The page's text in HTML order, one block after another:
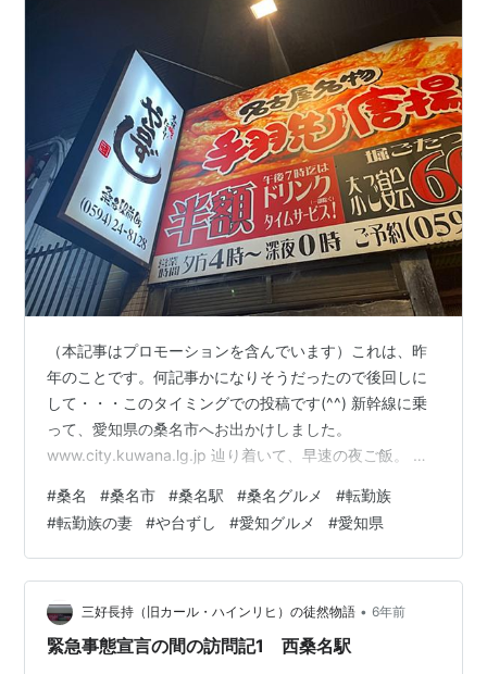
（本記事はプロモーションを含んでいます）これは、昨
年のことです。何記事かになりそうだったので後回しに
して・・・このタイミングでの投稿です(^^) 新幹線に乗
って、愛知県の桑名市へお出かけしました。
www.city.kuwana.lg.jp 辿り着いて、早速の夜ご飯。 や
楽町５６−１ 【営業時間】16時00分～0時00分 えんがわ
のユッケ。 美味すぎます！！！ お刺身の盛り合わせ☆
愛知といえば・・・な手羽先。 コショウがっつり多め。
ガリ入りチューハイが美味しかった。 初めて飲んだけど
ハマっちゃって、何杯もおかわりしちゃいました。 …
#桑名 #桑名市 #桑名駅 #桑名グルメ #転勤族
#転勤族の妻 #や台ずし #愛知グルメ #愛知県
三好長持（旧カール・ハインリヒ）の徒然物語 • 6年前
緊急事態宣言の間の訪問記1 西桑名駅